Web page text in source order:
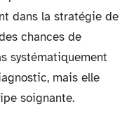
dans la stratégie de
chances de
systématiquement
mais elle
soignante.